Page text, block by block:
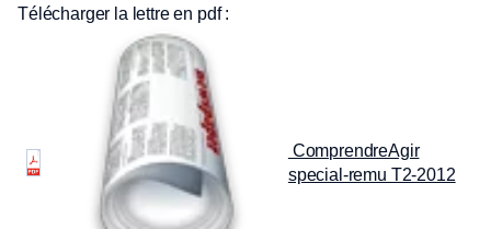
Télécharger la lettre en pdf :
ComprendreAgir
special-remu T2-2012